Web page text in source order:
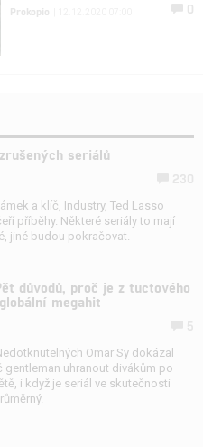
Prokopio 0
seriálů
a klíč, Industry, Ted Lasso
příběhy. Některé seriály to mají
jiné budou pokračovat.
důvodů, proč je z tuctového
megahit
Omar Sy dokázal
gentleman uhranout divákům po
i když je seriál ve skutečnosti